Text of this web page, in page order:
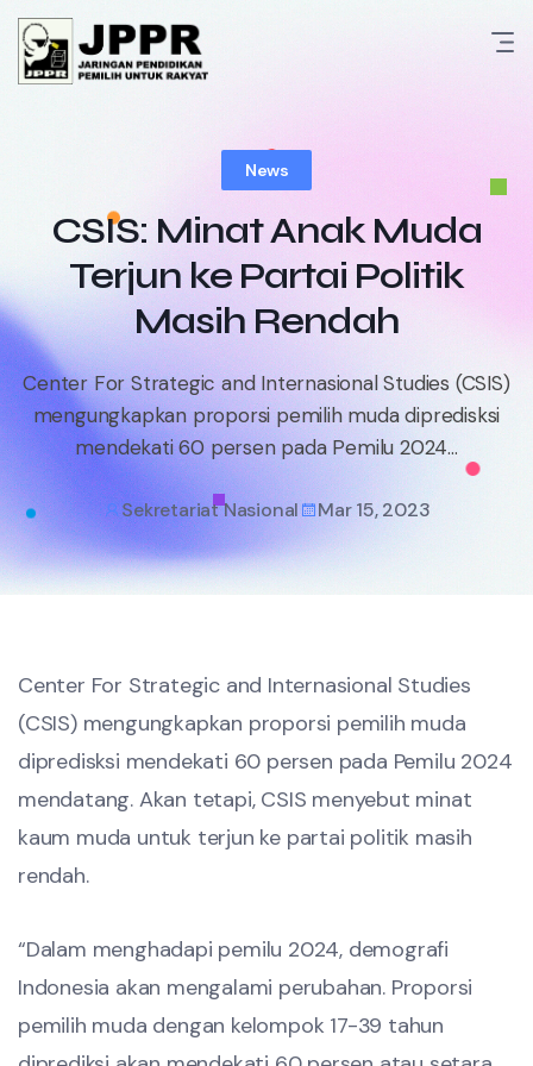
Skip
content
News
CSIS: Minat Anak Muda
Terjun ke Partai Politik
Masih Rendah
Center For Strategic and Internasional Studies (CSIS)
mengungkapkan proporsi pemilih muda dipredisksi
mendekati 60 persen pada Pemilu 2024...
Sekretariat Nasional Mar 15, 2023
Center For Strategic and Internasional Studies
(CSIS) mengungkapkan proporsi pemilih muda
dipredisksi mendekati 60 persen pada Pemilu 2024
mendatang. Akan tetapi, CSIS menyebut minat
kaum muda untuk terjun ke partai politik masih
rendah.
“Dalam menghadapi pemilu 2024, demografi
Indonesia akan mengalami perubahan. Proporsi
pemilih muda dengan kelompok 17-39 tahun